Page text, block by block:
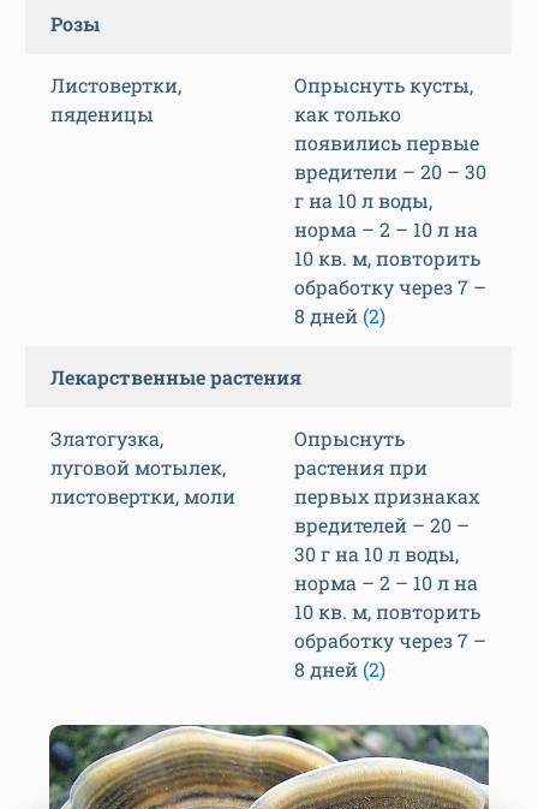
Розы
Листовертки,
пяденицы
Опрыснуть кусты,
как только
появились первые
вредители – 20 – 30
г на 10 л воды,
норма – 2 – 10 л на
10 кв. м, повторить
обработку через 7 –
8 дней (2)
Лекарственные растения
Златогузка,
луговой мотылек,
листовертки, моли
Опрыснуть
растения при
первых признаках
вредителей – 20 –
30 г на 10 л воды,
норма – 2 – 10 л на
10 кв. м, повторить
обработку через 7 –
8 дней (2)